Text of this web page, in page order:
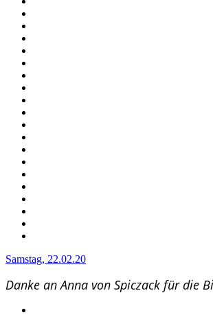
Samstag, 22.02.20
Danke an Anna von Spiczack für die